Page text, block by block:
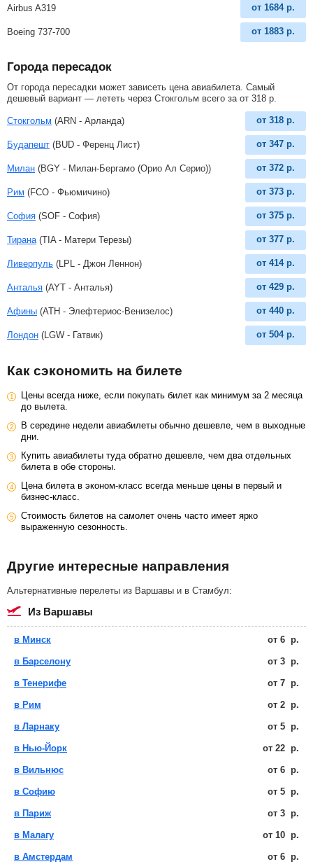
Airbus A319 от 1684 р.
Boeing 737-700 от 1883 р.
Города пересадок
От города пересадки может зависеть цена авиабилета. Самый
дешевый вариант — лететь через Стокгольм всего за от 318 р
Стокгольм (ARN - Арланда) от 318 р.
Будапешт (BUD - Ференц Лист) от 347 р.
Милан (BGY - Милан-Бергамо (Орио Ал Серио)) от 372 р.
Рим (FCO - Фьюмичино) от 373 р.
София (SOF - София) от 375 р.
Тирана (TIA - Матери Терезы) от 377 р.
Ливерпуль (LPL - Джон Леннон) от 414 р.
Анталья (AYT - Анталья) от 429 р.
Афины (ATH - Элефтериос-Венизелос) от 440 р.
Лондон (LGW - Гатвик) от 504 р.
Как сэкономить на билете
Цены всегда ниже, если покупать билет как минимум за 2 месяца
до вылета.
В середине недели авиабилеты обычно дешевле, чем в выходные
дни.
Купить авиабилеты туда обратно дешевле, чем два отдельных
билета в обе стороны.
Цена билета в эконом-класс всегда меньше цены в первый и
бизнес-класс.
Стоимость билетов на самолет очень часто имеет ярко
выраженную сезонность.
Другие интересные направления
Альтернативные перелеты из Варшавы и в Стамбул:
из Варшавы
в Минск от 6 р.
в Барселону от 3 р.
в Тенерифе от 7 р.
в Рим от 2 р.
в Ларнаку от 5 р.
в Нью-Йорк от 22 р.
в Вильнюс от 6 р.
в Софию от 5 р.
в Париж от 3 р.
в Малагу от 10 р.
в Амстердам от 6 р.